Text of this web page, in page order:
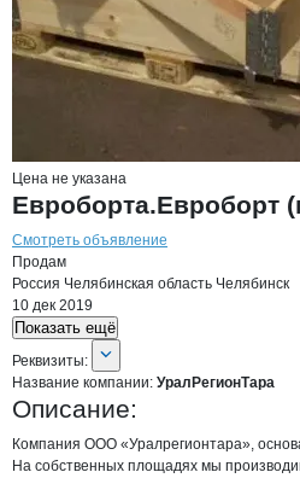
Цена не указана
Евроборта.Евроборт
Смотреть объявление
Продам
Россия Челябинская область Челябинск
10 дек 2019
Показать ещё
О компании
Реквизиты
Реквизиты:
Название компании: УралРегионТара
Описание:
Компания ООО «Уралрегионтара»,
На собственных площадях мы